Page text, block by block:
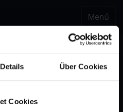
Details Über Cookies
Cookies
Menú
de enviarle un correo